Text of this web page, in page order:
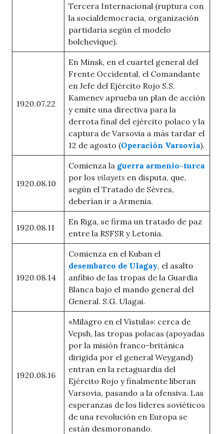
Tercera Internacional (ruptura con
la socialdemocracia, organización
partidaria según el modelo
bolchevique).
1920.07.22
En Minsk, en el cuartel general del
Frente Occidental, el Comandante
en Jefe del Ejército Rojo S.S.
Kamenev aprueba un plan de acción
y emite una directiva para la
derrota final del ejército polaco y la
captura de Varsovia a más tardar el
12 de agosto (Operación Varsovia).
1920.08.10
Comienza la guerra armenio-turca
por los vilayets en disputa, que,
según el Tratado de Sèvres,
deberían ir a Armenia.
1920.08.11
En Riga, se firma un tratado de paz
entre la RSFSR y Letonia.
1920.08.14
Comienza en el Kuban el
desembarco de Ulagay, el asalto
anfibio de las tropas de la Guardia
Blanca bajo el mando general del
General. S.G. Ulagai.
1920.08.16
«Milagro en el Vístula»: cerca de
Vepsh, las tropas polacas (apoyadas
por la misión franco-británica
dirigida por el general Weygand)
entran en la retaguardia del
Ejército Rojo y finalmente liberan
Varsovia, pasando a la ofensiva. Las
esperanzas de los líderes soviéticos
de una revolución en Europa se
están desmoronando.